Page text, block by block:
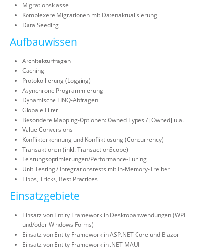
Migrationsklasse
Komplexere Migrationen mit Datenaktualisierung
Data Seeding
Aufbauwissen
Architekturfragen
Caching
Protokollierung (Logging)
Asynchrone Programmierung
Dynamische LINQ-Abfragen
Globale Filter
Besondere Mapping-Optionen: Owned Types / [Owned] u.a.
Value Conversions
Konflikterkennung und Konfliktlösung (Concurrency)
Transaktionen (inkl. TransactionScope)
Leistungsoptimierungen/Performance-Tuning
Unit Testing / Integrationstests mit In-Memory-Treiber
Tipps, Tricks, Best Practices
Einsatzgebiete
Einsatz von Entity Framework in Desktopanwendungen (WPF
und/oder Windows Forms)
Einsatz von Entity Framework in ASP.NET Core und Blazor
Einsatz von Entity Framework in .NET MAUI